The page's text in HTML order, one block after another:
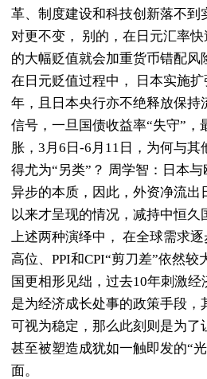
革、制度建设和科技创新落不到
对更不变， 别的，在日元汇率
的大幅贬值就会加重货币错配风
在日元贬值过程中， 日本实施
年，且日本央行亦不绝释放保持
信号，一旦国债收益率“失守”，
胀，3月6日-6月11日，为何与其
得尤为“另类”？ 周学智：日本
异步的本质，因此，外资净流出
以来才呈现的情况，减持中恒久
上述两种演绎中， 在全球需求
高位、PPI和CPI“剪刀差”依然较
国更相形见绌，过去10年刺激
是为经济成长处事的政策手段，
可视为稳定，那么此刻则是为了
甚至被塑造成犹如一触即发的“
面。